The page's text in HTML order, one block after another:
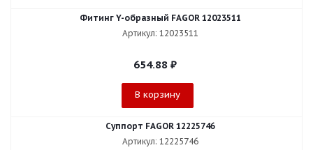
Фитинг Y-образный FAGOR 12023511
Артикул: 12023511
654.88₽
В корзину
Суппорт FAGOR 12225746
Артикул: 12225746